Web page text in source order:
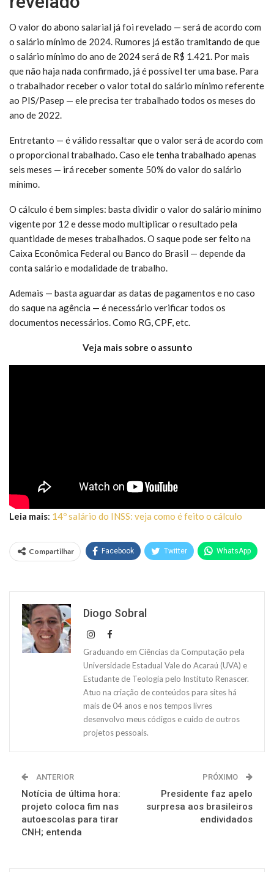
O valor do abono salarial já foi revelado — será de acordo com
o salário mínimo de 2024. Rumores já estão tramitando de que
o salário mínimo do ano de 2024 será de R$ 1.421. Por mais
que não haja nada confirmado, já é possível ter uma base. Para
o trabalhador receber o valor total do salário mínimo referente
ao PIS/Pasep — ele precisa ter trabalhado todos os meses do
ano de 2022.
Entretanto — é válido ressaltar que o valor será de acordo com
o proporcional trabalhado. Caso ele tenha trabalhado apenas
seis meses — irá receber somente 50% do valor do salário
mínimo.
O cálculo é bem simples: basta dividir o valor do salário mínimo
vigente por 12 e desse modo multiplicar o resultado pela
quantidade de meses trabalhados. O saque pode ser feito na
Caixa Econômica Federal ou Banco do Brasil — depende da
conta salário e modalidade de trabalho.
Ademais — basta aguardar as datas de pagamentos e no caso
do saque na agência — é necessário verificar todos os
documentos necessários. Como RG, CPF, etc.
Veja mais sobre o assunto
Leia mais: 14º salário do INSS: veja como é feito o cálculo
Compartilhar Facebook Twitter WhatsApp
Diogo Sobral
Graduando em Ciências da Computação pela
Universidade Estadual Vale do Acaraú (UVA) e
Estudante de Teologia pelo Instituto Renascer.
Atuo na criação de conteúdos para sites há
mais de 04 anos e nos tempos livres
desenvolvo meus códigos e cuido de outros
projetos pessoais.
ANTERIOR
Notícia de última hora:
projeto coloca fim nas
autoescolas para tirar
CNH; entenda
PRÓXIMO
Presidente faz apelo
surpresa aos brasileiros
endividados